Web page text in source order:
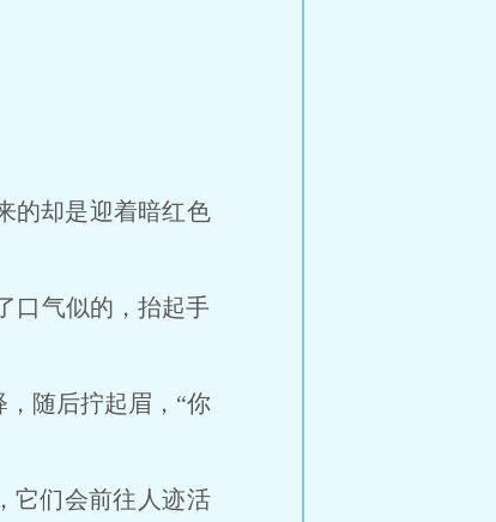
的却是迎着暗红色
口气似的，抬起手
随后拧起眉，“你
们会前往人迹活